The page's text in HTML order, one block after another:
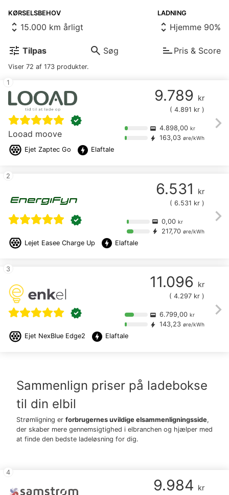
KØRSELSBEHOV
unfold_more
LADNING
unfold_more
tune Tilpas search Søg sort
Viser 72 af 173 produkter.
chevron_right
1
verified
Looad moove
Ejet Zaptec Go offline_bolt Elaftale
9.789 kr
( 4.891 kr )
credit_card 4.898,00 kr
bolt 163,03 øre/kWh
chevron_right
2
verified
Lejet Easee Charge Up offline_bolt Elaftale
6.531 kr
( 6.531 kr )
credit_card 0,00 kr
bolt 217,70 øre/kWh
chevron_right
3
verified
Ejet NexBlue Edge2 offline_bolt Elaftale
11.096 kr
( 4.297 kr )
credit_card 6.799,00 kr
bolt 143,23 øre/kWh
Sammenlign priser på ladebokse
til din elbil
Strømligning er forbrugernes uvildige elsammenligningsside,
der skaber mere gennemsigtighed i elbranchen og hjælper med
at finde den bedste ladeløsning for dig.
4
9.984 kr